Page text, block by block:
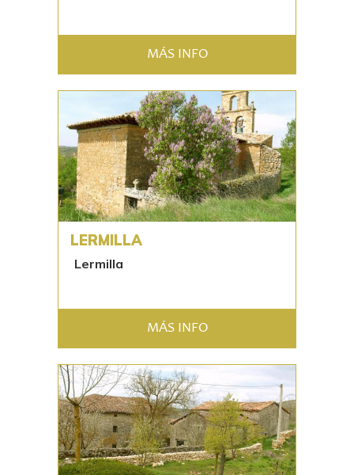
MÁS INFO
LERMILLA
Lermilla
MÁS INFO